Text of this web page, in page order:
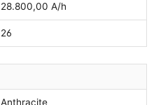
28.800,00 A/h
26
Anthracite